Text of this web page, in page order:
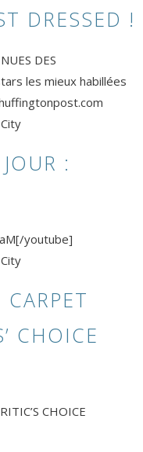
DRESSED !
DES
les mieux habillées
:
youtube]
CHOICE
CHOICE